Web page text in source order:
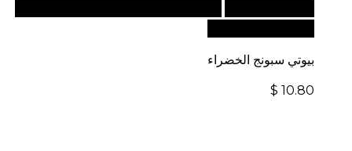
بيوتي سبونج الخضراء
$ 10.80